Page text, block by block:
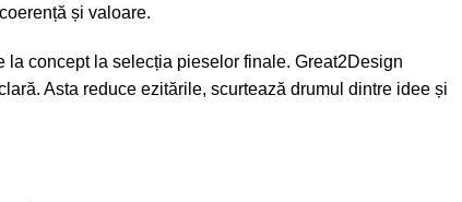
și valoare.
la concept la selecția pieselor finale. Great2Design
Asta reduce ezitările, scurtează drumul dintre idee și